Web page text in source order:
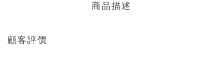
商品描述
顧客評價